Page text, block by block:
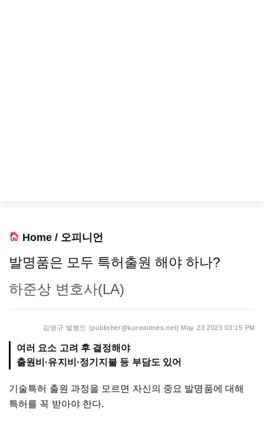
Home / 오피니언
발명품은 모두 특허출원 해야 하나?
하준상 변호사(LA)
김명규 발행인 (publisher@koreatimes.net) May 23 2023 03:15 PM
여러 요소 고려 후 결정해야
출원비·유지비·정기지불 등 부담도 있어
기술특허 출원 과정을 모르면 자신의 중요 발명품에 대해
특허를 꼭 받아야 한다.